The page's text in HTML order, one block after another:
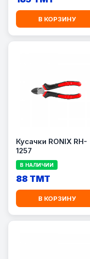
В КОРЗИНУ
Кусачки RONIX RH-
1257
В НАЛИЧИИ
88 TMT
В КОРЗИНУ